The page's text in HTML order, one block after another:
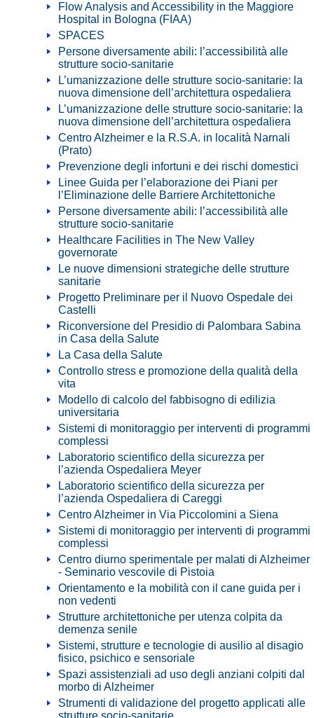
Flow Analysis and Accessibility in the Maggiore
Hospital in Bologna (FIAA)
SPACES
Persone diversamente abili: l’accessibilità alle
strutture socio-sanitarie
L’umanizzazione delle strutture socio-sanitarie: la
nuova dimensione dell’architettura ospedaliera
L’umanizzazione delle strutture socio-sanitarie: la
nuova dimensione dell’architettura ospedaliera
Centro Alzheimer e la R.S.A. in località Narnali
(Prato)
Prevenzione degli infortuni e dei rischi domestici
Linee Guida per l’elaborazione dei Piani per
l’Eliminazione delle Barriere Architettoniche
Persone diversamente abili: l’accessibilità alle
strutture socio-sanitarie
Healthcare Facilities in The New Valley
governorate
Le nuove dimensioni strategiche delle strutture
sanitarie
Progetto Preliminare per il Nuovo Ospedale dei
Castelli
Riconversione del Presidio di Palombara Sabina
in Casa della Salute
La Casa della Salute
Controllo stress e promozione della qualità della
vita
Modello di calcolo del fabbisogno di edilizia
universitaria
Sistemi di monitoraggio per interventi di programmi
complessi
Laboratorio scientifico della sicurezza per
l’azienda Ospedaliera Meyer
Laboratorio scientifico della sicurezza per
l’azienda Ospedaliera di Careggi
Centro Alzheimer in Via Piccolomini a Siena
Sistemi di monitoraggio per interventi di programmi
complessi
Centro diurno sperimentale per malati di Alzheimer
- Seminario vescovile di Pistoia
Orientamento e la mobilità con il cane guida per i
non vedenti
Strutture architettoniche per utenza colpita da
demenza senile
Sistemi, strutture e tecnologie di ausilio al disagio
fisico, psichico e sensoriale
Spazi assistenziali ad uso degli anziani colpiti dal
morbo di Alzheimer
Strumenti di validazione del progetto applicati alle
strutture socio-sanitarie